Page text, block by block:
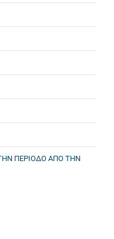
ΤΗΝ ΠΕΡΙΟΔΟ ΑΠΟ ΤΗΝ